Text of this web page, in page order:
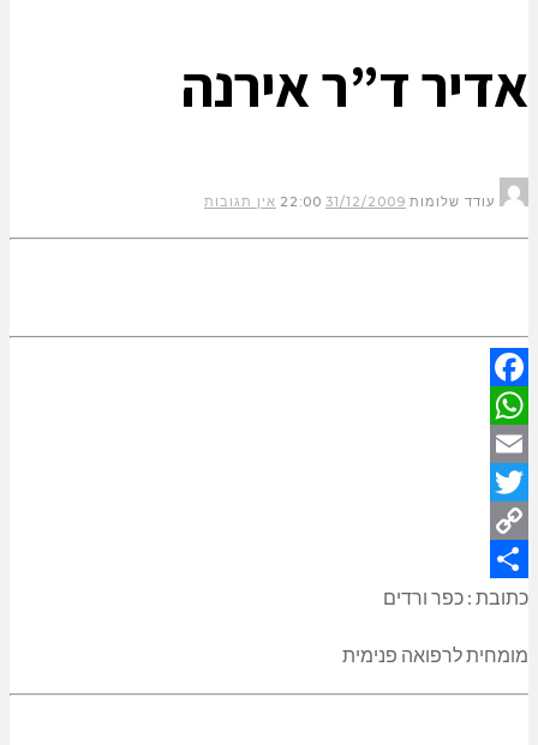
אדיר ד”ר אירנה
עודד שלומות 31/12/2009
22:00 אין תגובות
Facebook
WhatsApp
Email
Twitter
Copy
Link
Share
כתובת : כפר ורדים
מומחית לרפואה פנימית